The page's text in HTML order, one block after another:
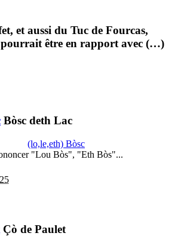
et aussi du Tuc de Fourcas,
être en rapport avec (…)
Bòsc deth Lac
(lo,le,eth) Bòsc
"Lou Bòs", "Eth Bòs"...
Çò de Paulet